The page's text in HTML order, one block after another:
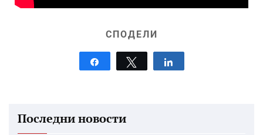
СПОДЕЛИ
Tweet
Последни новости